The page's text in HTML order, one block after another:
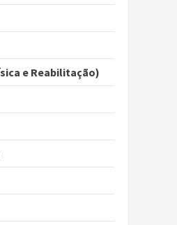
e Reabilitação)